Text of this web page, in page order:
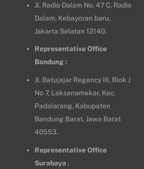
Jl. Radio Dalam No. 47 C, Radio
Dalam, Kebayoran baru,
Jakarta Selatan 12140.
Representative Office
Bandung :
Jl. Batujajar Regency III, Blok J
No 7, Laksanamekar, Kec.
Padalarang, Kabupaten
Bandung Barat, Jawa Barat
40553.
Representative Office
Surabaya :